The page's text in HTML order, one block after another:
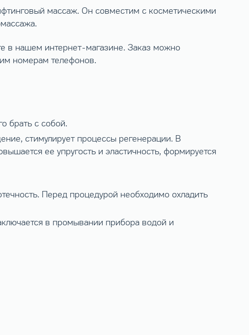
массаж. Он совместим с косметическими
в нашем интернет-магазине. Заказ можно
номерам телефонов.
брать с собой.
стимулирует процессы регенерации. В
ее упругость и эластичность, формируется
Перед процедурой необходимо охладить
в промывании прибора водой и